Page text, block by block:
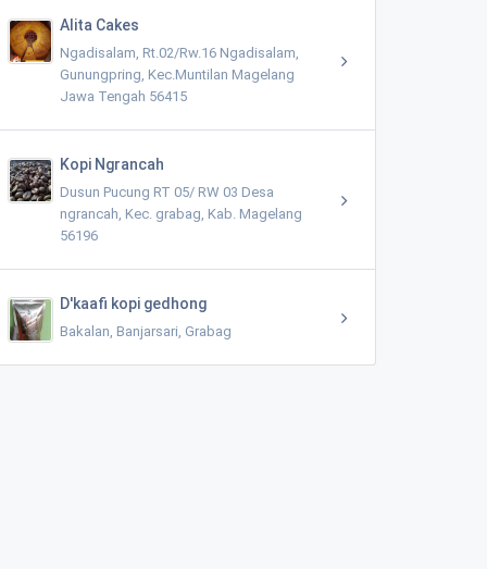
Alita Cakes
Ngadisalam, Rt.02/Rw.16 Ngadisalam,
Gunungpring, Kec.Muntilan Magelang
Jawa Tengah 56415
Kopi Ngrancah
Dusun Pucung RT 05/ RW 03 Desa
ngrancah, Kec. grabag, Kab. Magelang
56196
D'kaafi kopi gedhong
Bakalan, Banjarsari, Grabag